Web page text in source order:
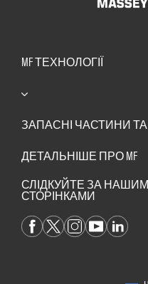
MF ТЕХНОЛОГІЇ
ЗАПАСНІ ЧАСТИНИ
ДЕТАЛЬНІШЕ ПРО MF
СЛІДКУЙТЕ ЗА
СТОРІНКАМИ